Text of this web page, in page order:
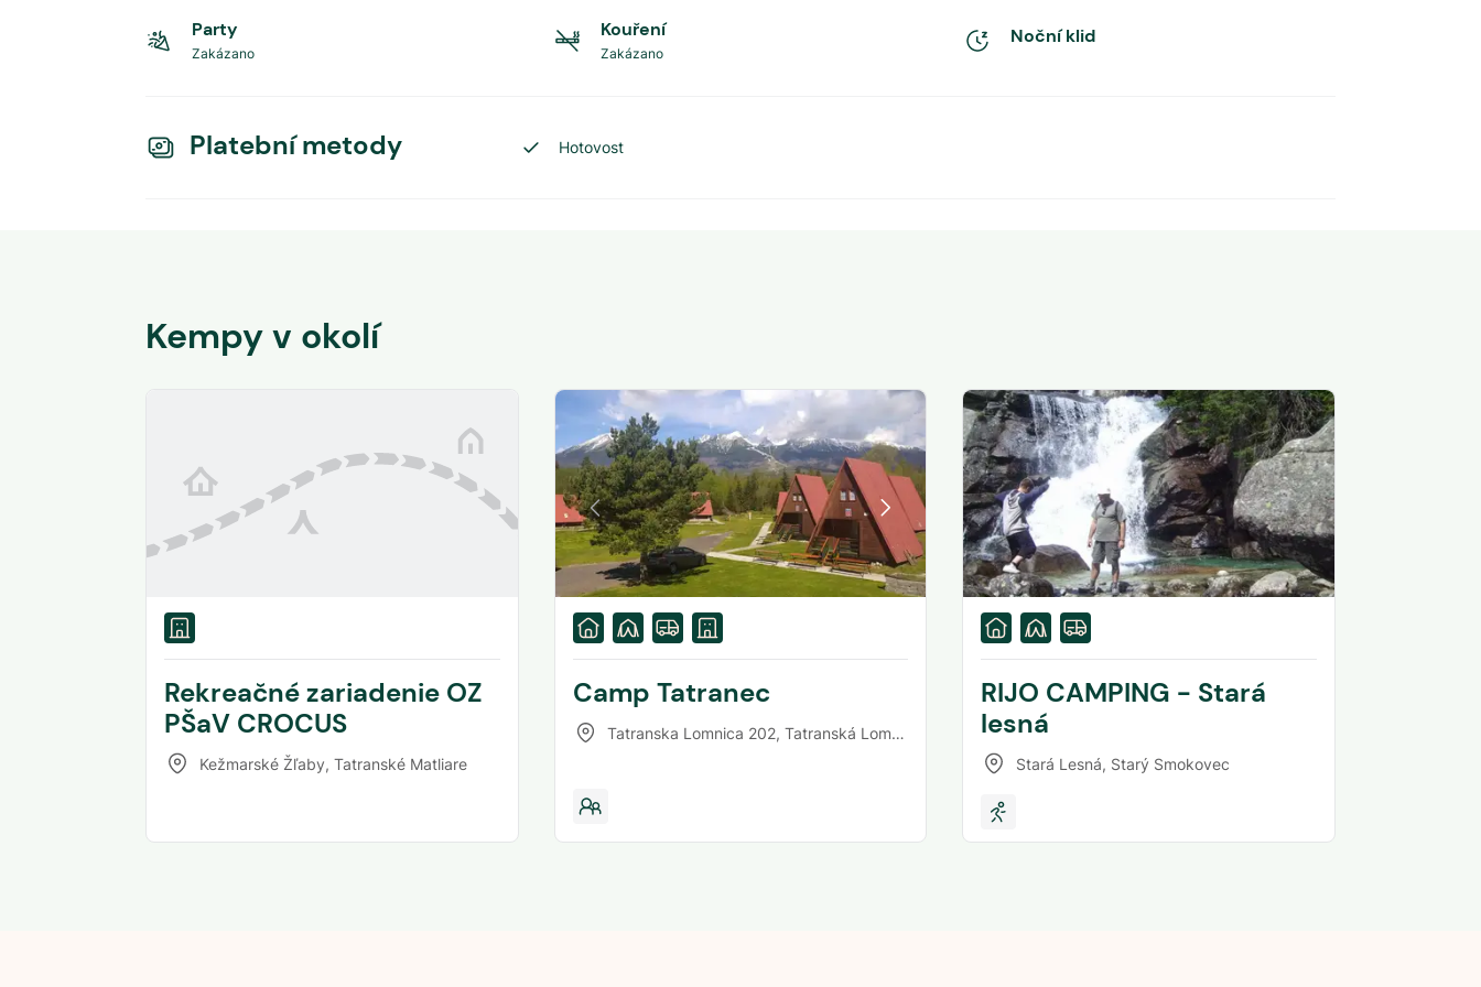
Party
Zakázano
Kouření
Zakázano
Noční klid
Platební metody Hotovost
Kempy v okolí
Rekreačné zariadenie OZ
PŠaV CROCUS
Kežmarské Žľaby, Tatranské Matliare
Camp Tatranec
Tatranska Lomnica 202, Tatranská Lomnica
RIJO CAMPING - Stará
lesná
Stará Lesná, Starý Smokovec